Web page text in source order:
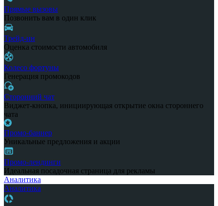
Прямые вызовы
Позвонить вам в один клик
Трейд-ин
Оценка стоимости автомобиля
Колесо фортуны
Генерация промокодов
Сторонний чат
Виджет-кнопка, инициирующая открытие окна стороннего
чата
Промо-баннер
Уникальные предложения и акции
Промо-лендинги
Идеальная посадочная страница для рекламы
Аналитика
Аналитика